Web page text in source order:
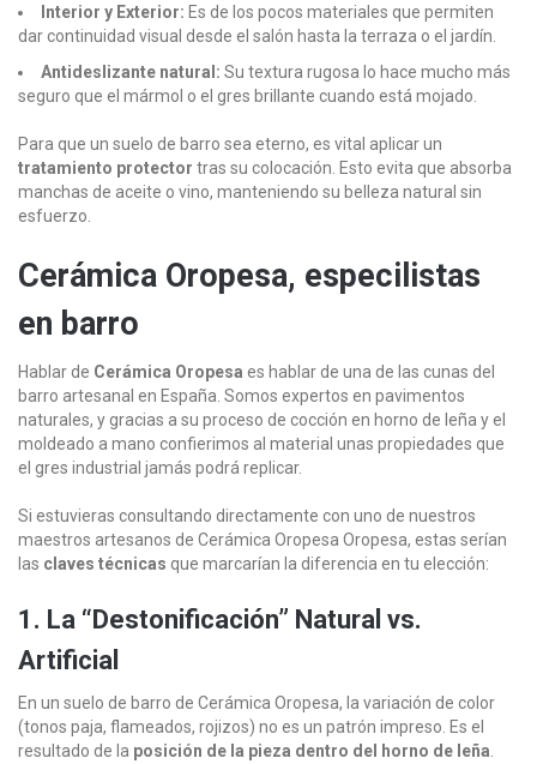
Interior y Exterior: Es de los pocos materiales que permiten
dar continuidad visual desde el salón hasta la terraza o el jardín.
Antideslizante natural: Su textura rugosa lo hace mucho más
seguro que el mármol o el gres brillante cuando está mojado.
Para que un suelo de barro sea eterno, es vital aplicar un
tratamiento protector tras su colocación. Esto evita que absorba
manchas de aceite o vino, manteniendo su belleza natural sin
esfuerzo.
Cerámica Oropesa, especilistas
en barro
Hablar de Cerámica Oropesa es hablar de una de las cunas del
barro artesanal en España. Somos expertos en pavimentos
naturales, y gracias a su proceso de cocción en horno de leña y el
moldeado a mano confierimos al material unas propiedades que
el gres industrial jamás podrá replicar.
Si estuvieras consultando directamente con uno de nuestros
maestros artesanos de Cerámica Oropesa Oropesa, estas serían
las claves técnicas que marcarían la diferencia en tu elección:
1. La “Destonificación” Natural vs.
Artificial
En un suelo de barro de Cerámica Oropesa, la variación de color
(tonos paja, flameados, rojizos) no es un patrón impreso. Es el
resultado de la posición de la pieza dentro del horno de leña